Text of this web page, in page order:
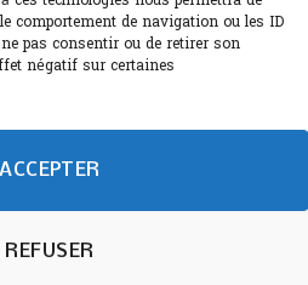
comportement de navigation ou les ID
pas consentir ou de retirer son
négatif sur certaines
ACCEPTER
REFUSER
pour la santé.
Editions - SARL de Presse -
légales etRGPD